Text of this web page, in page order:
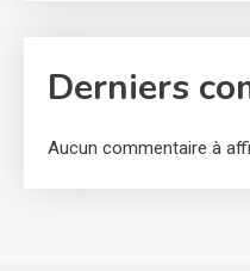
Derniers
Aucun commentaire à